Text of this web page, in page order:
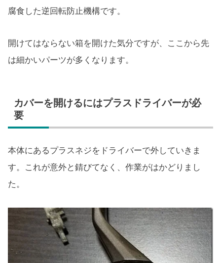
腐食した逆回転防止機構です。
開けてはならない箱を開けた気分ですが、ここから先
は細かいパーツが多くなります。
カバーを開けるにはプラスドライバーが必
要
本体にあるプラスネジをドライバーで外していきま
す。これが意外と錆びてなく、作業がはかどりまし
た。